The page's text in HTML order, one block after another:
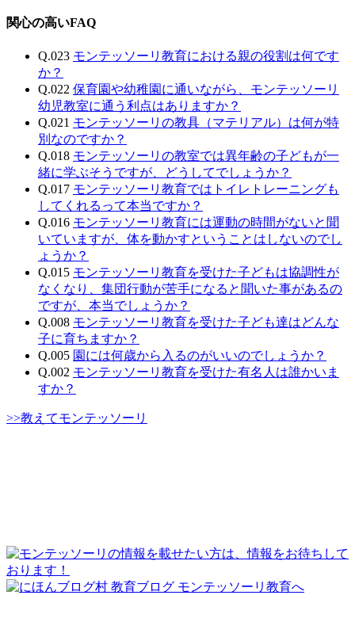
関心の高いFAQ
Q.023 モンテッソーリ教育における親の役割は何です
か？
Q.022 保育園や幼稚園に通いながら、モンテッソーリ
幼児教室に通う利点はありますか？
Q.021 モンテッソーリの教具（マテリアル）は何が特
別なのですか？
Q.018 モンテッソーリの教室では異年齢の子どもが一
緒に学ぶそうですが、どうしてでしょうか？
Q.017 モンテッソーリ教育ではトイレトレーニングも
してくれるって本当ですか？
Q.016 モンテッソーリ教育には運動の時間がないと聞
いていますが、体を動かすということはしないのでし
ょうか？
Q.015 モンテッソーリ教育を受けた子どもは協調性が
なくなり、集団行動が苦手になると聞いた事があるの
ですが、本当でしょうか？
Q.008 モンテッソーリ教育を受けた子ども達はどんな
子に育ちますか？
Q.005 園には何歳から入るのがいいのでしょうか？
Q.002 モンテッソーリ教育を受けた有名人は誰かいま
すか？
>>教えてモンテッソーリ